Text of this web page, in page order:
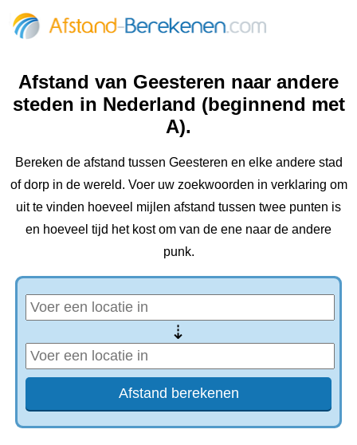
Afstand van Geesteren naar andere
steden in Nederland (beginnend met
A).
Bereken de afstand tussen Geesteren en elke andere stad
of dorp in de wereld. Voer uw zoekwoorden in verklaring om
uit te vinden hoeveel mijlen afstand tussen twee punten is
en hoeveel tijd het kost om van de ene naar de andere
punk.
⇢